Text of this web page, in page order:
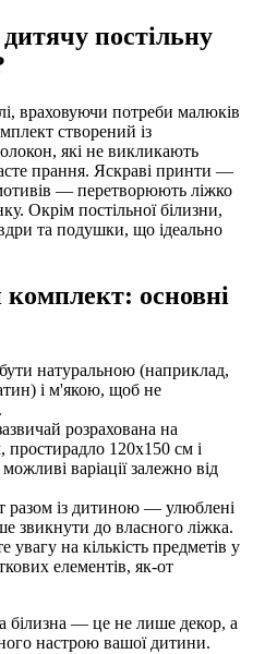
постільну
враховуючи потреби малюків
створений із
які не викликають
прання. Яскраві принти —
— перетворюють ліжко
Окрім постільної білизни,
та подушки, що ідеально
основні
натуральною (наприклад,
і м'якою, щоб не
розрахована на
простирадло 120х150 см і
варіації залежно від
разом із дитиною — улюблені
звикнути до власного ліжка.
увагу на кількість предметів у
елементів, як-от
білизна — це не лише декор, а
настрою вашої дитини.